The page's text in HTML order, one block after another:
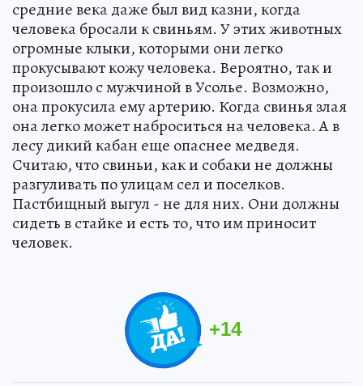
средние века даже был вид казни, когда
человека бросали к свиньям. У этих животных
огромные клыки, которыми они легко
прокусывают кожу человека. Вероятно, так и
произошло с мужчиной в Усолье. Возможно,
она прокусила ему артерию. Когда свинья злая
она легко может наброситься на человека. А в
лесу дикий кабан еще опаснее медведя.
Считаю, что свиньи, как и собаки не должны
разгуливать по улицам сел и поселков.
Пастбищный выгул - не для них. Они должны
сидеть в стайке и есть то, что им приносит
человек.
+14